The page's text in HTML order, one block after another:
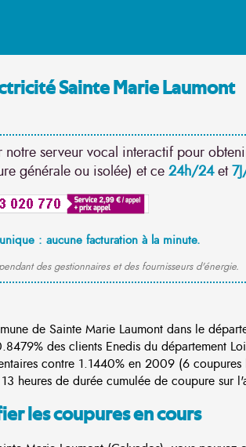
Sainte Marie Laumont
serveur vocal interactif pour
générale ou isolée) et ce 24h/24et
: aucune facturation à la minute.
des gestionnaires et des fournisseurs d'énergie.
de Sainte Marie Laumont dans le
des clients Enedis du département
contre 1.1440% en 2009 (6
heures de durée cumulée de coupure sur
les coupures en cours